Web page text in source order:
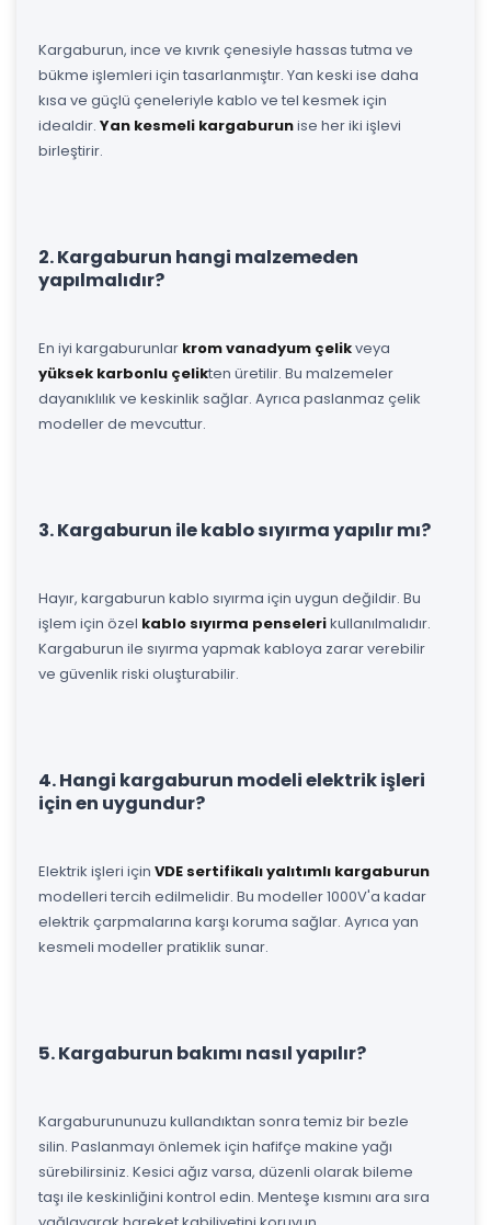
Kargaburun, ince ve kıvrık çenesiyle hassas tutma ve
bükme işlemleri için tasarlanmıştır. Yan keski ise daha
kısa ve güçlü çeneleriyle kablo ve tel kesmek için
idealdir. Yan kesmeli kargaburunise her iki işlevi
birleştirir.
2. Kargaburun hangi malzemeden
yapılmalıdır?
En iyi kargaburunlar krom vanadyum çelikveya
yüksek karbonlu çelikten üretilir. Bu malzemeler
dayanıklılık ve keskinlik sağlar. Ayrıca paslanmaz çelik
modeller de mevcuttur.
3. Kargaburun ile kablo sıyırma yapılır mı?
Hayır, kargaburun kablo sıyırma için uygun değildir. Bu
işlem için özel kablo sıyırma penselerikullanılmalıdır.
Kargaburun ile sıyırma yapmak kabloya zarar verebilir
ve güvenlik riski oluşturabilir.
4. Hangi kargaburun modeli elektrik işleri
için en uygundur?
Elektrik işleri için VDE sertifikalı yalıtımlı kargaburun
modelleri tercih edilmelidir. Bu modeller 1000V'a kadar
elektrik çarpmalarına karşı koruma sağlar. Ayrıca yan
kesmeli modeller pratiklik sunar.
5. Kargaburun bakımı nasıl yapılır?
Kargaburununuzu kullandıktan sonra temiz bir bezle
silin. Paslanmayı önlemek için hafifçe makine yağı
sürebilirsiniz. Kesici ağız varsa, düzenli olarak bileme
taşı ile keskinliğini kontrol edin. Menteşe kısmını ara sıra